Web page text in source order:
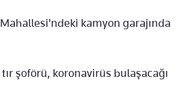
kamyon garajında
şoförü, koronavirüs bulaşacağı